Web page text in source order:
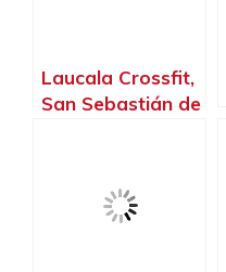
Laucala Crossfit,
San Sebastián de